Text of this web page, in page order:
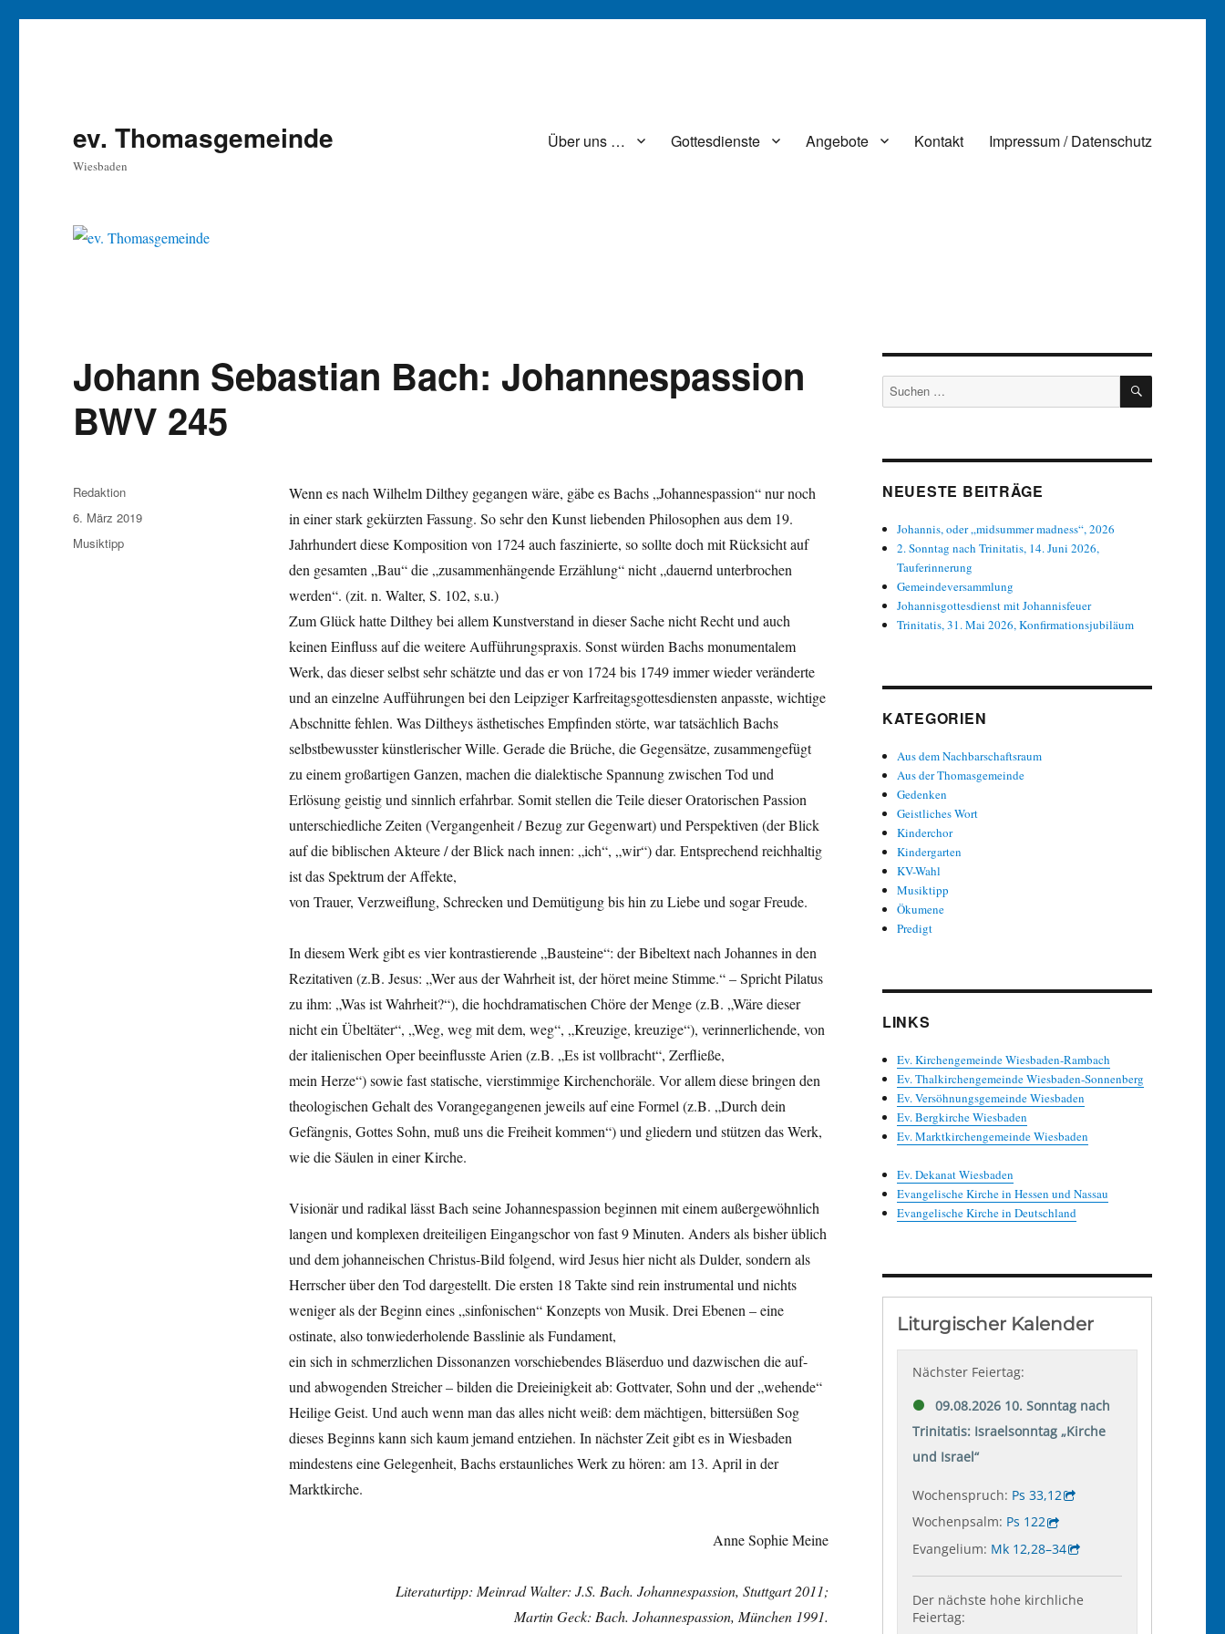
ev. Thomasgemeinde
Wiesbaden
Über uns … Gottesdienste Angebote Kontakt Impressum / Datenschutz
Johann Sebastian Bach: Johannespassion
BWV 245
Wenn es nach Wilhelm Dilthey gegangen wäre, gäbe es Bachs „Johannespassion“ nur noch
in einer stark gekürzten Fassung. So sehr den Kunst liebenden Philosophen aus dem 19.
Jahrhundert diese Komposition von 1724 auch faszinierte, so sollte doch mit Rücksicht auf
den gesamten „Bau“ die „zusammenhängende Erzählung“ nicht „dauernd unterbrochen
werden“. (zit. n. Walter, S. 102, s.u.)
Zum Glück hatte Dilthey bei allem Kunstverstand in dieser Sache nicht Recht und auch
keinen Einfluss auf die weitere Aufführungspraxis. Sonst würden Bachs monumentalem
Werk, das dieser selbst sehr schätzte und das er von 1724 bis 1749 immer wieder veränderte
und an einzelne Aufführungen bei den Leipziger Karfreitagsgottesdiensten anpasste, wichtige
Abschnitte fehlen. Was Diltheys ästhetisches Empfinden störte, war tatsächlich Bachs
selbstbewusster künstlerischer Wille. Gerade die Brüche, die Gegensätze, zusammengefügt
zu einem großartigen Ganzen, machen die dialektische Spannung zwischen Tod und
Erlösung geistig und sinnlich erfahrbar. Somit stellen die Teile dieser Oratorischen Passion
unterschiedliche Zeiten (Vergangenheit / Bezug zur Gegenwart) und Perspektiven (der Blick
auf die biblischen Akteure / der Blick nach innen: „ich“, „wir“) dar. Entsprechend reichhaltig
ist das Spektrum der Affekte,
von Trauer, Verzweiflung, Schrecken und Demütigung bis hin zu Liebe und sogar Freude.
In diesem Werk gibt es vier kontrastierende „Bausteine“: der Bibeltext nach Johannes in den
Rezitativen (z.B. Jesus: „Wer aus der Wahrheit ist, der höret meine Stimme.“ – Spricht Pilatus
zu ihm: „Was ist Wahrheit?“), die hochdramatischen Chöre der Menge (z.B. „Wäre dieser
nicht ein Übeltäter“, „Weg, weg mit dem, weg“, „Kreuzige, kreuzige“), verinnerlichende, von
der italienischen Oper beeinflusste Arien (z.B. „Es ist vollbracht“, Zerfließe,
mein Herze“) sowie fast statische, vierstimmige Kirchenchoräle. Vor allem diese bringen den
theologischen Gehalt des Vorangegangenen jeweils auf eine Formel (z.B. „Durch dein
Gefängnis, Gottes Sohn, muß uns die Freiheit kommen“) und gliedern und stützen das Werk,
wie die Säulen in einer Kirche.
Visionär und radikal lässt Bach seine Johannespassion beginnen mit einem außergewöhnlich
langen und komplexen dreiteiligen Eingangschor von fast 9 Minuten. Anders als bisher üblich
und dem johanneischen Christus-Bild folgend, wird Jesus hier nicht als Dulder, sondern als
Herrscher über den Tod dargestellt. Die ersten 18 Takte sind rein instrumental und nichts
weniger als der Beginn eines „sinfonischen“ Konzepts von Musik. Drei Ebenen – eine
ostinate, also tonwiederholende Basslinie als Fundament,
ein sich in schmerzlichen Dissonanzen vorschiebendes Bläserduo und dazwischen die auf-
und abwogenden Streicher – bilden die Dreieinigkeit ab: Gottvater, Sohn und der „wehende“
Heilige Geist. Und auch wenn man das alles nicht weiß: dem mächtigen, bittersüßen Sog
dieses Beginns kann sich kaum jemand entziehen. In nächster Zeit gibt es in Wiesbaden
mindestens eine Gelegenheit, Bachs erstaunliches Werk zu hören: am 13. April in der
Marktkirche.
Anne Sophie Meine
Literaturtipp: Meinrad Walter: J.S. Bach. Johannespassion, Stuttgart 2011;
Martin Geck: Bach. Johannespassion, München 1991.
Autor
Redaktion
Veröffentlicht
am
6. März 2019
Kategorien
Musiktipp
Suchen
nach:
SUCHEN
NEUESTE BEITRÄGE
Johannis, oder „midsummer madness“, 2026
2. Sonntag nach Trinitatis, 14. Juni 2026,
Tauferinnerung
Gemeindeversammlung
Johannisgottesdienst mit Johannisfeuer
Trinitatis, 31. Mai 2026, Konfirmationsjubiläum
KATEGORIEN
Aus dem Nachbarschaftsraum
Aus der Thomasgemeinde
Gedenken
Geistliches Wort
Kinderchor
Kindergarten
KV-Wahl
Musiktipp
Ökumene
Predigt
LINKS
Ev. Kirchengemeinde Wiesbaden-Rambach
Ev. Thalkirchengemeinde Wiesbaden-Sonnenberg
Ev. Versöhnungsgemeinde Wiesbaden
Ev. Bergkirche Wiesbaden
Ev. Marktkirchengemeinde Wiesbaden
Ev. Dekanat Wiesbaden
Evangelische Kirche in Hessen und Nassau
Evangelische Kirche in Deutschland